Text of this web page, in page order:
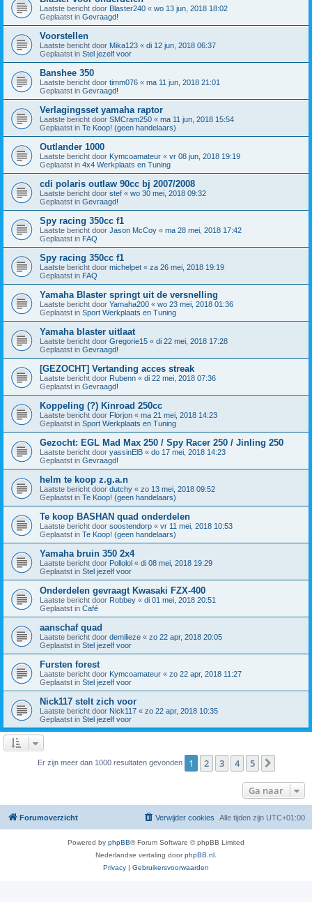
Laatste bericht door Blaster240 « wo 13 jun, 2018 18:02
Geplaatst in Gevraagd!
Voorstellen
Laatste bericht door Mika123 « di 12 jun, 2018 06:37
Geplaatst in Stel jezelf voor
Banshee 350
Laatste bericht door timm076 « ma 11 jun, 2018 21:01
Geplaatst in Gevraagd!
Verlagingsset yamaha raptor
Laatste bericht door SMCram250 « ma 11 jun, 2018 15:54
Geplaatst in Te Koop! (geen handelaars)
Outlander 1000
Laatste bericht door Kymcoamateur « vr 08 jun, 2018 19:19
Geplaatst in 4x4 Werkplaats en Tuning
cdi polaris outlaw 90cc bj 2007/2008
Laatste bericht door stef « wo 30 mei, 2018 09:32
Geplaatst in Gevraagd!
Spy racing 350cc f1
Laatste bericht door Jason McCoy « ma 28 mei, 2018 17:42
Geplaatst in FAQ
Spy racing 350cc f1
Laatste bericht door michelpet « za 26 mei, 2018 19:19
Geplaatst in FAQ
Yamaha Blaster springt uit de versnelling
Laatste bericht door Yamaha200 « wo 23 mei, 2018 01:36
Geplaatst in Sport Werkplaats en Tuning
Yamaha blaster uitlaat
Laatste bericht door Gregorie15 « di 22 mei, 2018 17:28
Geplaatst in Gevraagd!
[GEZOCHT] Vertanding acces streak
Laatste bericht door Rubenn « di 22 mei, 2018 07:36
Geplaatst in Gevraagd!
Koppeling (?) Kinroad 250cc
Laatste bericht door Florjon « ma 21 mei, 2018 14:23
Geplaatst in Sport Werkplaats en Tuning
Gezocht: EGL Mad Max 250 / Spy Racer 250 / Jinling 250
Laatste bericht door yassinElB « do 17 mei, 2018 14:23
Geplaatst in Gevraagd!
helm te koop z.g.a.n
Laatste bericht door dutchy « zo 13 mei, 2018 09:52
Geplaatst in Te Koop! (geen handelaars)
Te koop BASHAN quad onderdelen
Laatste bericht door soostendorp « vr 11 mei, 2018 10:53
Geplaatst in Te Koop! (geen handelaars)
Yamaha bruin 350 2x4
Laatste bericht door Pollolol « di 08 mei, 2018 19:29
Geplaatst in Stel jezelf voor
Onderdelen gevraagt Kwasaki FZX-400
Laatste bericht door Robbey « di 01 mei, 2018 20:51
Geplaatst in Café
aanschaf quad
Laatste bericht door demilieze « zo 22 apr, 2018 20:05
Geplaatst in Stel jezelf voor
Fursten forest
Laatste bericht door Kymcoamateur « zo 22 apr, 2018 11:27
Geplaatst in Stel jezelf voor
Nick117 stelt zich voor
Laatste bericht door Nick117 « zo 22 apr, 2018 10:35
Geplaatst in Stel jezelf voor
Er zijn meer dan 1000 resultaten gevonden 1 2 3 4 5
Ga naar
Forumoverzicht Alle tijden zijn UTC+01:00
Verwijder cookies
Powered by phpBB® Forum Software © phpBB Limited
Nederlandse vertaling doorphpBB.nl
Privacy | Gebruikersvoorwaarden